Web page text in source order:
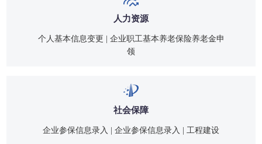
人力资源
个人基本信息变更 | 企业职工基本养老保险养老金申
领
社会保障
企业参保信息录入 | 企业参保信息录入 | 工程建设